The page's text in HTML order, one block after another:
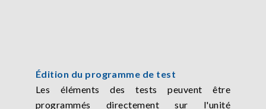
Édition du programme de test
Les éléments des tests peuvent être
programmés directement sur l'unité